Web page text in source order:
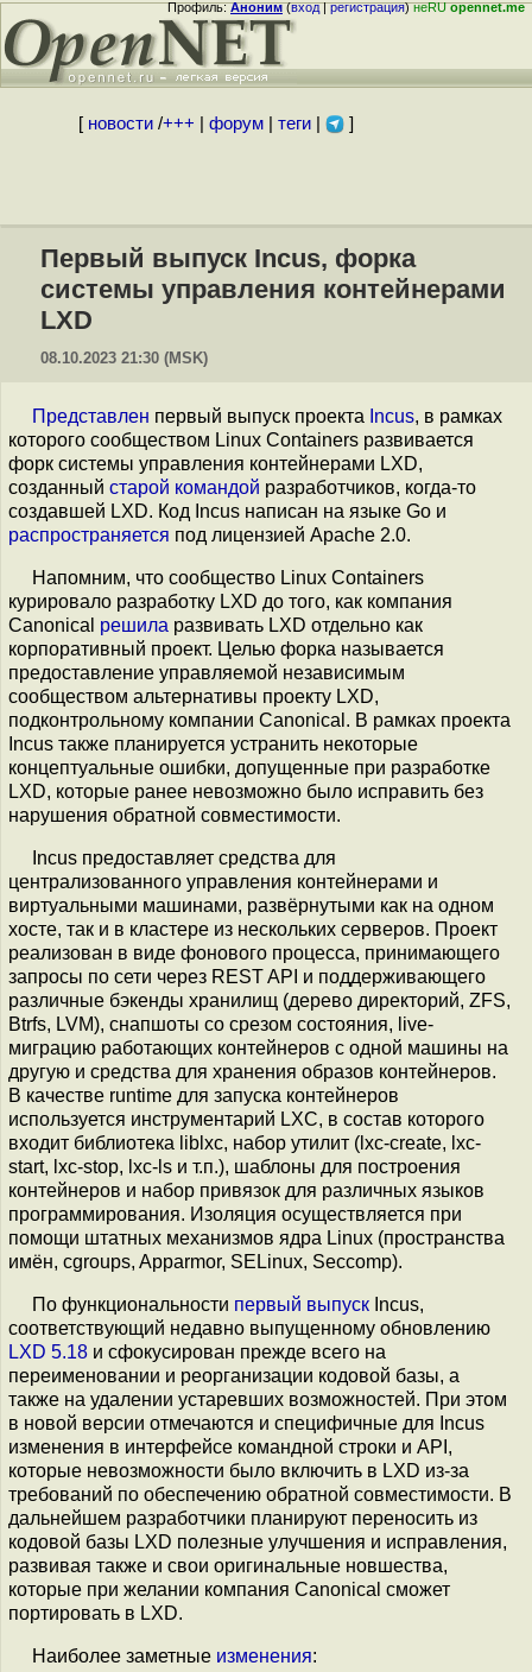
Профиль:Аноним(вход|регистрация)неRUopennet.me
[ новости/+++ форум| теги| ]
Первый выпуск Incus, форка
системы управления контейнерами
LXD
08.10.2023 21:30 (MSK)
Представлен первый выпуск проекта Incus, в рамках
которого сообществом Linux Containers развивается
форк системы управления контейнерами LXD,
созданный старой командой разработчиков, когда-то
создавшей LXD. Код Incus написан на языке Go и
распространяется под лицензией Apache 2.0.
Напомним, что сообщество Linux Containers
курировало разработку LXD до того, как компания
Canonical решила развивать LXD отдельно как
корпоративный проект. Целью форка называется
предоставление управляемой независимым
сообществом альтернативы проекту LXD,
подконтрольному компании Canonical. В рамках проекта
Incus также планируется устранить некоторые
концептуальные ошибки, допущенные при разработке
LXD, которые ранее невозможно было исправить без
нарушения обратной совместимости.
Incus предоставляет средства для
централизованного управления контейнерами и
виртуальными машинами, развёрнутыми как на одном
хосте, так и в кластере из нескольких серверов. Проект
реализован в виде фонового процесса, принимающего
запросы по сети через REST API и поддерживающего
различные бэкенды хранилищ (дерево директорий, ZFS,
Btrfs, LVM), снапшоты со срезом состояния, live-
миграцию работающих контейнеров с одной машины на
другую и средства для хранения образов контейнеров.
В качестве runtime для запуска контейнеров
используется инструментарий LXC, в состав которого
входит библиотека liblxc, набор утилит (lxc-create, lxc-
start, lxc-stop, lxc-ls и т.п.), шаблоны для построения
контейнеров и набор привязок для различных языков
программирования. Изоляция осуществляется при
помощи штатных механизмов ядра Linux (пространства
имён, cgroups, Apparmor, SELinux, Seccomp).
По функциональности первый выпуск Incus,
соответствующий недавно выпущенному обновлению
LXD 5.18 и сфокусирован прежде всего на
переименовании и реорганизации кодовой базы, а
также на удалении устаревших возможностей. При этом
в новой версии отмечаются и специфичные для Incus
изменения в интерфейсе командной строки и API,
которые невозможности было включить в LXD из-за
требований по обеспечению обратной совместимости. В
дальнейшем разработчики планируют переносить из
кодовой базы LXD полезные улучшения и исправления,
развивая также и свои оригинальные новшества,
которые при желании компания Canonical сможет
портировать в LXD.
Наиболее заметные изменения: